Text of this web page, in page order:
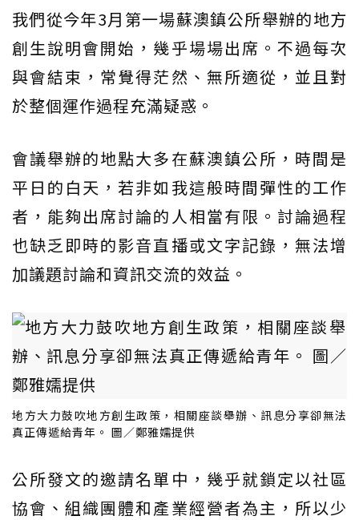
我們從今年3月第一場蘇澳鎮公所舉辦的地方
創生說明會開始，幾乎場場出席。不過每次
與會結束，常覺得茫然、無所適從，並且對
於整個運作過程充滿疑惑。
會議舉辦的地點大多在蘇澳鎮公所，時間是
平日的白天，若非如我這般時間彈性的工作
者，能夠出席討論的人相當有限。討論過程
也缺乏即時的影音直播或文字記錄，無法增
加議題討論和資訊交流的效益。
地方大力鼓吹地方創生政策，相關座談舉辦、訊息分享卻無法
真正傳遞給青年。 圖／鄭雅嬬提供
公所發文的邀請名單中，幾乎就鎖定以社區
協會、組織團體和產業經營者為主，所以少